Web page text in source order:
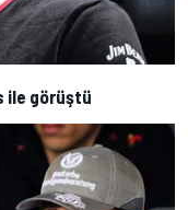
ile görüştü